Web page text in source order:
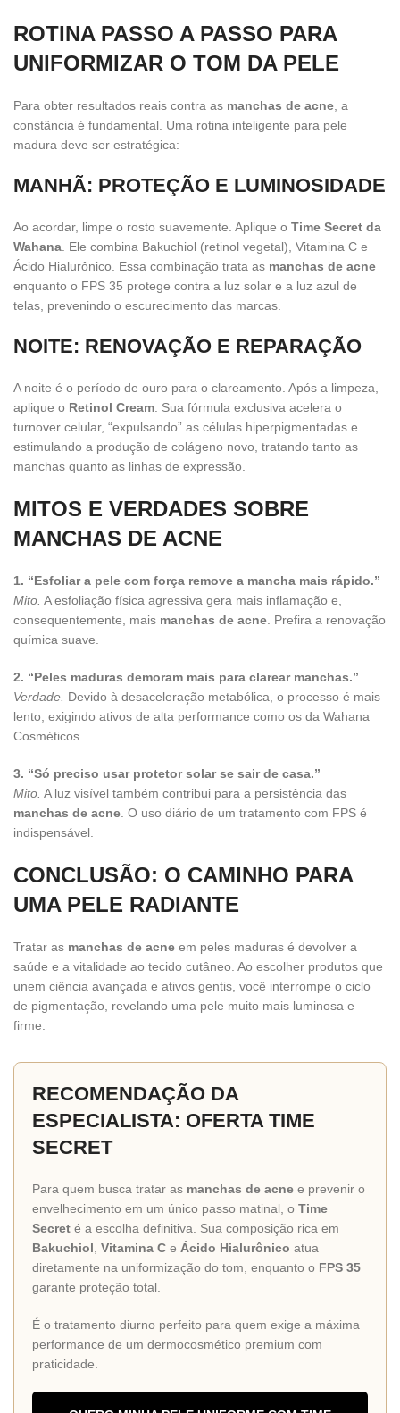
ROTINA PASSO A PASSO PARA
UNIFORMIZAR O TOM DA PELE
Para obter resultados reais contra as manchas de acne, a
constância é fundamental. Uma rotina inteligente para pele
madura deve ser estratégica:
MANHÃ: PROTEÇÃO E LUMINOSIDADE
Ao acordar, limpe o rosto suavemente. Aplique o Time Secret da
Wahana. Ele combina Bakuchiol (retinol vegetal), Vitamina C e
Ácido Hialurônico. Essa combinação trata as manchas de acne
enquanto o FPS 35 protege contra a luz solar e a luz azul de
telas, prevenindo o escurecimento das marcas.
NOITE: RENOVAÇÃO E REPARAÇÃO
A noite é o período de ouro para o clareamento. Após a limpeza,
aplique o Retinol Cream. Sua fórmula exclusiva acelera o
turnover celular, “expulsando” as células hiperpigmentadas e
estimulando a produção de colágeno novo, tratando tanto as
manchas quanto as linhas de expressão.
MITOS E VERDADES SOBRE
MANCHAS DE ACNE
1. “Esfoliar a pele com força remove a mancha mais rápido.”
Mito. A esfoliação física agressiva gera mais inflamação e,
consequentemente, mais manchas de acne. Prefira a renovação
química suave.
2. “Peles maduras demoram mais para clarear manchas.”
Verdade. Devido à desaceleração metabólica, o processo é mais
lento, exigindo ativos de alta performance como os da Wahana
Cosméticos.
3. “Só preciso usar protetor solar se sair de casa.”
Mito. A luz visível também contribui para a persistência das
manchas de acne. O uso diário de um tratamento com FPS é
indispensável.
CONCLUSÃO: O CAMINHO PARA
UMA PELE RADIANTE
Tratar as manchas de acne em peles maduras é devolver a
saúde e a vitalidade ao tecido cutâneo. Ao escolher produtos que
unem ciência avançada e ativos gentis, você interrompe o ciclo
de pigmentação, revelando uma pele muito mais luminosa e
firme.
RECOMENDAÇÃO DA
ESPECIALISTA: OFERTA TIME
SECRET
Para quem busca tratar as manchas de acne e prevenir o
envelhecimento em um único passo matinal, o Time
Secret é a escolha definitiva. Sua composição rica em
Bakuchiol, Vitamina C e Ácido Hialurônico atua
diretamente na uniformização do tom, enquanto o FPS 35
garante proteção total.
É o tratamento diurno perfeito para quem exige a máxima
performance de um dermocosmético premium com
praticidade.